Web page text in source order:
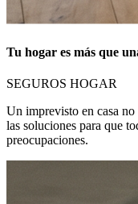
Tu hogar es más que
SEGUROS HOGAR
Un imprevisto en casa
las soluciones para que
preocupaciones.